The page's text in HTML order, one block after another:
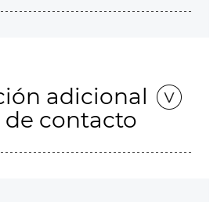
adicional
contacto